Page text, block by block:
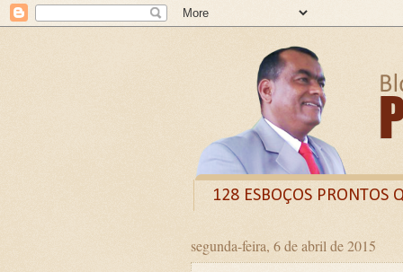
128 ESBOÇOS PRONTOS
Odysee
Livro
segunda-feira, 6 de abril de 2015